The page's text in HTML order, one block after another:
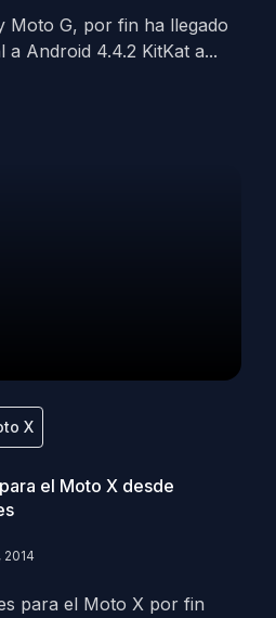
Moto G, por fin ha llegado
a Android 4.4.2 KitKat a...
X
el Moto X desde
2014
para el Moto X por fin